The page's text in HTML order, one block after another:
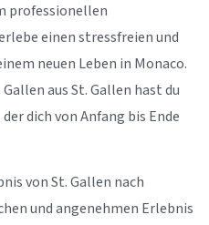
professionellen
einen stressfreien und
neuen Leben in Monaco.
aus St. Gallen hast du
dich von Anfang bis Ende
von St. Gallen nach
und angenehmen Erlebnis